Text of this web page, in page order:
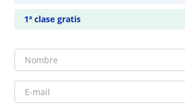
1ª clase gratis